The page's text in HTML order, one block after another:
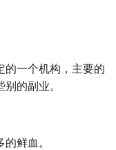
的一个机构，主要的
的副业。
鲜血。